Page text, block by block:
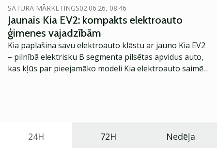
SATURA MĀRKETINGS02.06.26, 08:46
Jaunais Kia EV2: kompakts elektroauto
ģimenes vajadzībām
Kia paplašina savu elektroauto klāstu ar jauno Kia EV2
– pilnībā elektrisku B segmenta pilsētas apvidus auto,
kas kļūs par pieejamāko modeli Kia elektroauto saimē
24H 72H Nedēļa